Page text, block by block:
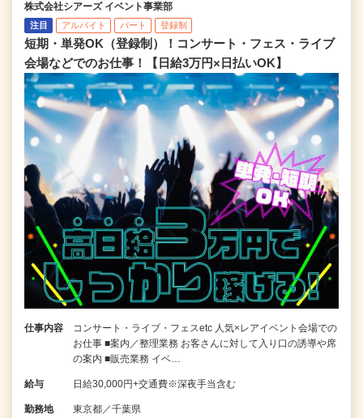
株式会社シアーズ イベント事業部
注目 アルバイト パート 登録制
短期・単発OK（登録制）！コンサート・フェス・ライブ
会場などでのお仕事！【日給3万円×日払いOK】
仕事内容
コンサート・ライブ・フェスetc 人気×レアイベント会場での
お仕事 ■案内／整理業務 お客さんに対して入り口の誘導や席
の案内 ■販売業務 イベ…
給与 日給30,000円+交通費※深夜手当含む
勤務地 東京都／千葉県